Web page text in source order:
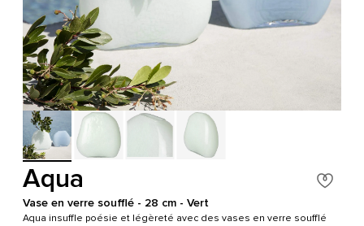
Aqua
Vase en verre soufflé - 28 cm - Vert
Aqua insuffle poésie et légèreté avec des vases en verre soufflé